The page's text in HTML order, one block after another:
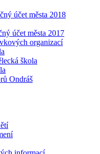
účet města 2018
účet města 2017
organizací
škola
Ondráš